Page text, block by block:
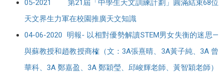
05-2021 第21屆「中學生天文訓練計劃」圓滿結束68位
天文界生力軍在校園推廣天文知識
04-06-2020 明報- 以相對優勢解讀STEM男女失衡的迷思—
與蘇教授和趙教授商榷（文：3A張熹晴、3A黃子純、3A 曾
華科、3A 鄭嘉盈、3A 鄭穎瑩、邱峻輝老師、黃智穎老師）